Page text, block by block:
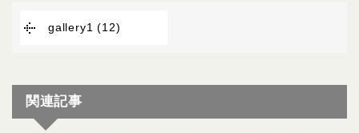
gallery1 (12)
関連記事